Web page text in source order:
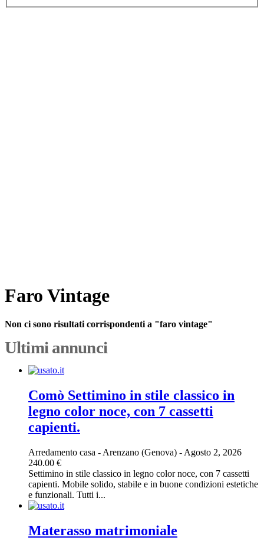
Faro Vintage
Non ci sono risultati corrispondenti a "faro vintage"
Ultimi annunci
Comò Settimino in stile classico in
legno color noce, con 7 cassetti
capienti.
Arredamento casa - Arenzano (Genova) - Agosto 2, 2026
240.00 €
Settimino in stile classico in legno color noce, con 7 cassetti
capienti. Mobile solido, stabile e in buone condizioni estetiche
e funzionali. Tutti i...
Materasso matrimoniale